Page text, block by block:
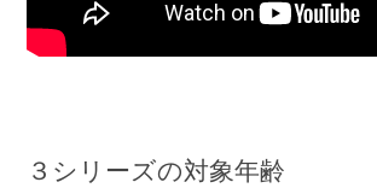
３シリーズの対象年齢